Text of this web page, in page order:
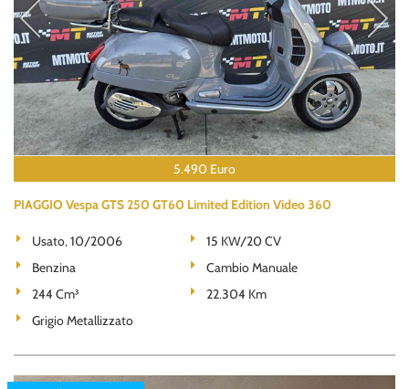
5.490 Euro
PIAGGIO Vespa GTS 250 GT60 Limited Edition Video 360
Usato, 10/2006
15 KW/20 CV
Benzina
Cambio Manuale
244 Cm³
22.304 Km
Grigio Metallizzato